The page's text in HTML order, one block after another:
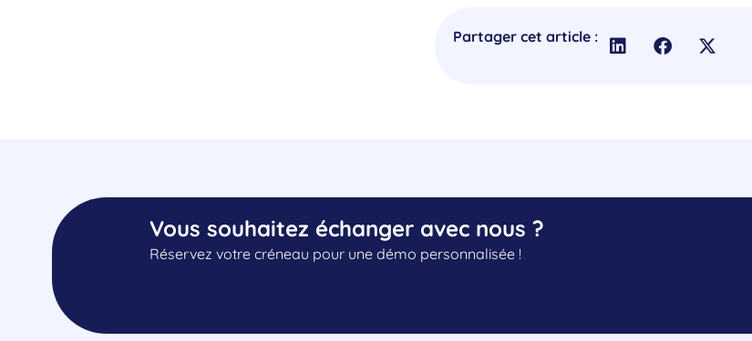
Partager cet article :
Vous souhaitez échanger avec nous ?
Réservez votre créneau pour une démo personnalisée !